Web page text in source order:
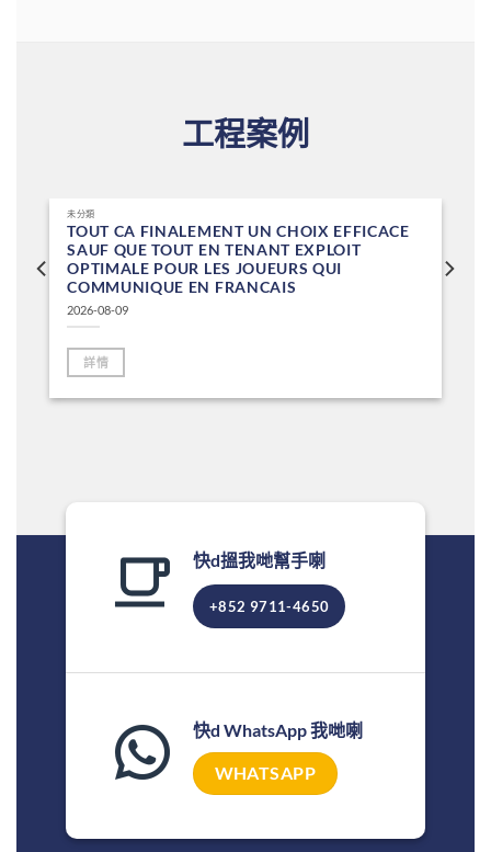
工程案例
未分類
TOUT CA FINALEMENT UN CHOIX EFFICACE
SAUF QUE TOUT EN TENANT EXPLOIT
OPTIMALE POUR LES JOUEURS QUI
COMMUNIQUE EN FRANCAIS
2026-08-09
詳情
快d搵我哋幫手喇
+852 9711-4650
快d WhatsApp 我哋喇
WHATSAPP